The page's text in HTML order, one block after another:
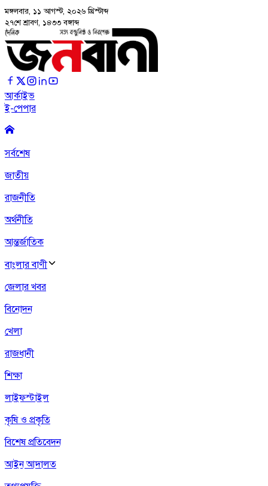
মঙ্গলবার, ১১ আগস্ট, ২০২৬ খ্রিস্টাব্দ
২৭শে শ্রাবণ, ১৪৩৩ বঙ্গাব্দ
আর্কাইভ
ই-পেপার
সর্বশেষ
জাতীয়
রাজনীতি
অর্থনীতি
আন্তর্জাতিক
বাংলার বাণী
জেলার খবর
বিনোদন
খেলা
রাজধানী
শিক্ষা
লাইফস্টাইল
কৃষি ও প্রকৃতি
বিশেষ প্রতিবেদন
আইন আদালত